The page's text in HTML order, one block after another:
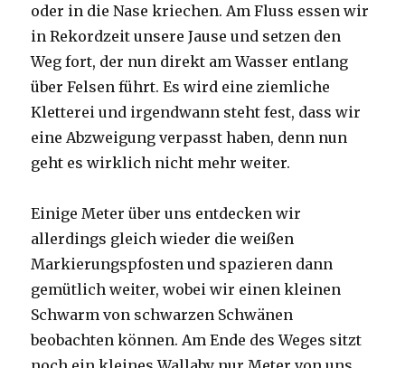
oder in die Nase kriechen. Am Fluss essen wir
in Rekordzeit unsere Jause und setzen den
Weg fort, der nun direkt am Wasser entlang
über Felsen führt. Es wird eine ziemliche
Kletterei und irgendwann steht fest, dass wir
eine Abzweigung verpasst haben, denn nun
geht es wirklich nicht mehr weiter.
Einige Meter über uns entdecken wir
allerdings gleich wieder die weißen
Markierungspfosten und spazieren dann
gemütlich weiter, wobei wir einen kleinen
Schwarm von schwarzen Schwänen
beobachten können. Am Ende des Weges sitzt